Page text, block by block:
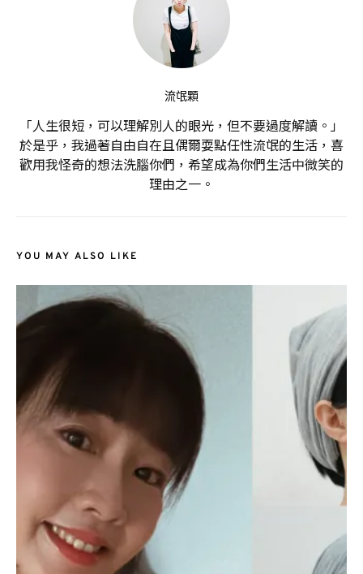
流氓顆
「人生很短，可以理解別人的眼光，但不要過度解讀。」
於是乎，我過著自由自在且偶爾耍點任性流氓的生活，喜
歡用我怪奇的想法洗腦你們，希望成為你們生活中微笑的
理由之一。
YOU MAY ALSO LIKE